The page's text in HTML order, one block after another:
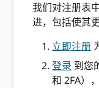
我们对注册表
进，包括使其
立即注册
登录 到您
和 2FA）